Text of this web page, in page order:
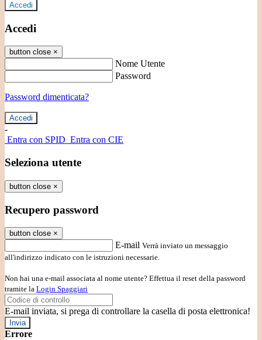
Accedi
Accedi
button close ×
Nome Utente
Password
Password dimenticata?
-
Entra con SPID Entra con CIE
Seleziona utente
button close ×
Recupero password
button close ×
E-mail Verrà inviato un messaggio
all'indirizzo indicato con le istruzioni necessarie.
Non hai una e-mail associata al nome utente? Effettua il reset della password
tramite la Login Spaggiari
E-mail inviata, si prega di controllare la casella di posta elettronica!
Errore